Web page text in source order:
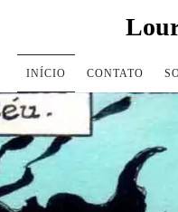
INÍCIO CONTATO